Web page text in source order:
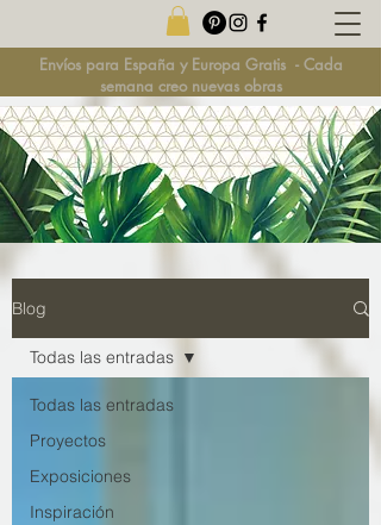
Envíos para España y Europa Gratis - Cada
semana creo nuevas obras
Blog
Todas las entradas
Proyectos
Exposiciones
Inspiración
Todas las entradas